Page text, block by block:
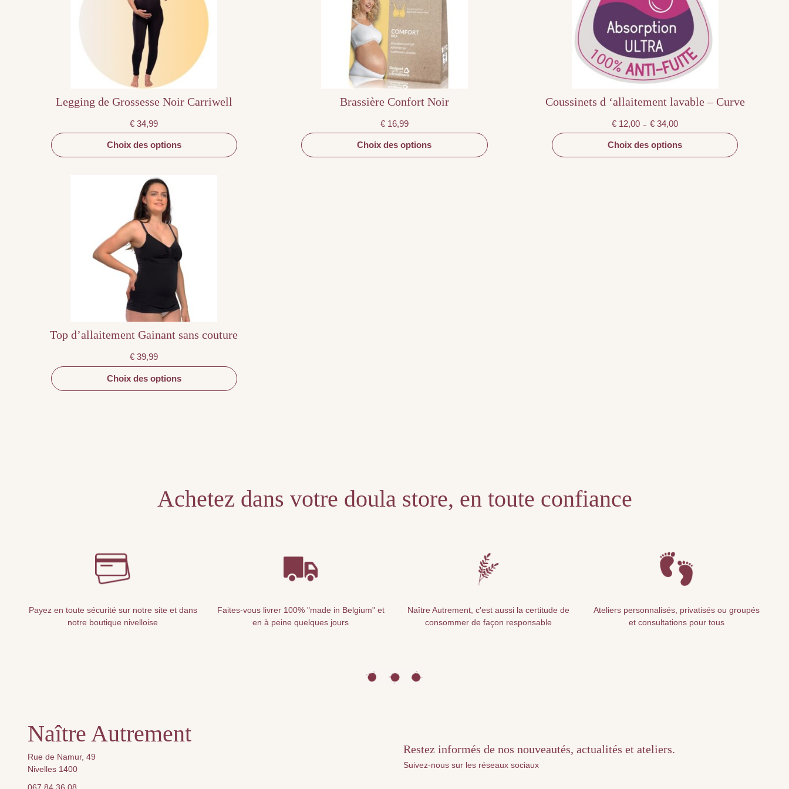
Legging de Grossesse Noir Carriwell
€ 34,99
Choix des options
peuvent
être
choisies
sur
la
page
du
produit
Brassière Confort Noir
€16,99
Choix des options
peuvent
être
choisies
sur
la
page
produit
Coussinets d ‘allaitement lavable – Curve
€ 12,00 – € 34,00Plage
de
prix :
à
€ 34,00
Choix des options
peuvent
être
choisies
sur
la
page
du
produit
Top d’allaitement Gainant sans couture
€ 39,99
Choix des options
Ce
produit
a
plusieurs
variations.
Les
options
peuvent
choisies
Achetez dans votre doula store, en toute confiance
Payez en toute sécurité sur notre site et dans
notre boutique nivelloise
Faites-vous livrer 100% "made in Belgium" et
en à peine quelques jours
Naître Autrement, c'est aussi la certitude de
consommer de façon responsable
Ateliers personnalisés, privatisés ou groupés
et consultations pour tous
Naître Autrement
Rue de Namur, 49
Nivelles 1400
067 84 36 08
Restez informés de nos nouveautés, actualités et ateliers.
Suivez-nous sur les réseaux sociaux